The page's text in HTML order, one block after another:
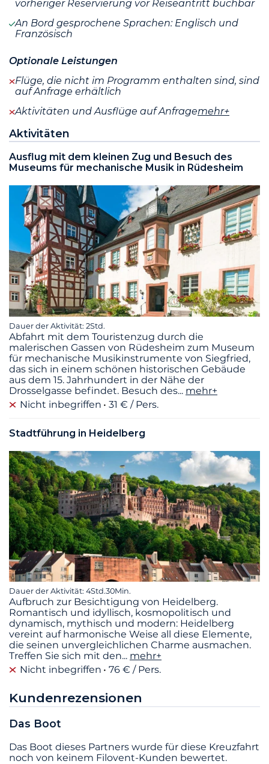
vorheriger Reservierung vor Reiseantritt buchbar
An Bord gesprochene Sprachen: Englisch und
Französisch
Optionale Leistungen
Flüge, die nicht im Programm enthalten sind, sind
auf Anfrage erhältlich
Aktivitäten und Ausflüge auf Anfragemehr+
Aktivitäten
Ausflug mit dem kleinen Zug und Besuch des
Museums für mechanische Musik in Rüdesheim
Dauer der Aktivität: 2Std.
Abfahrt mit dem Touristenzug durch die
malerischen Gassen von Rüdesheim zum Museum
für mechanische Musikinstrumente von Siegfried,
das sich in einem schönen historischen Gebäude
aus dem 15. Jahrhundert in der Nähe der
Drosselgasse befindet. Besuch des... mehr+
Nicht inbegriffen
31 € / Pers.
Stadtführung in Heidelberg
Dauer der Aktivität: 4Std.30Min.
Aufbruch zur Besichtigung von Heidelberg.
Romantisch und idyllisch, kosmopolitisch und
dynamisch, mythisch und modern: Heidelberg
vereint auf harmonische Weise all diese Elemente,
die seinen unvergleichlichen Charme ausmachen.
Treffen Sie sich mit den... mehr+
Nicht inbegriffen
76 € / Pers.
Kundenrezensionen
Das Boot
Das Boot dieses Partners wurde für diese Kreuzfahrt
noch von keinem Filovent-Kunden bewertet.